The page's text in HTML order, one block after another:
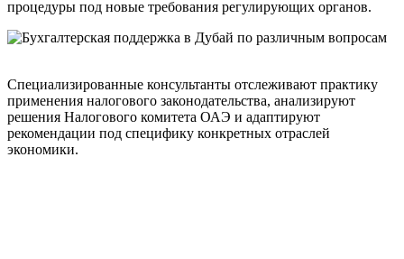
процедуры под новые требования регулирующих органов.
Специализированные консультанты отслеживают практику
применения налогового законодательства, анализируют
решения Налогового комитета ОАЭ и адаптируют
рекомендации под специфику конкретных отраслей
экономики.